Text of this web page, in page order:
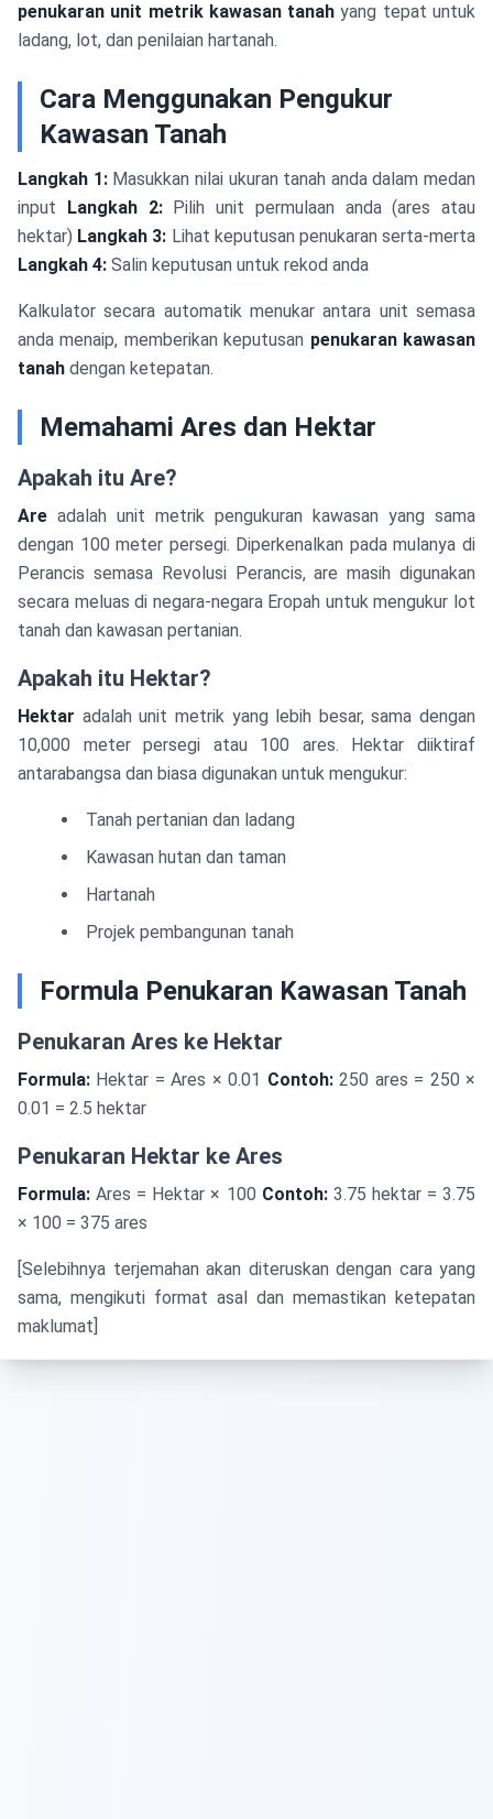
penukaran unit metrik kawasan tanah yang tepat untuk
ladang, lot, dan penilaian hartanah.
Cara Menggunakan Pengukur
Kawasan Tanah
Langkah 1:Masukkan nilai ukuran tanah anda dalam medan
input Langkah 2:Pilih unit permulaan anda (ares atau
hektar) Langkah 3: Lihat keputusan penukaran serta-merta
Langkah 4: Salin keputusan untuk rekod anda
Kalkulator secara automatik menukar antara unit semasa
anda menaip, memberikan keputusan penukaran kawasan
tanah dengan ketepatan.
Memahami Ares dan Hektar
Apakah itu Are?
Are adalah unit metrik pengukuran kawasan yang sama
dengan 100 meter persegi. Diperkenalkan pada mulanya di
Perancis semasa Revolusi Perancis, are masih digunakan
secara meluas di negara-negara Eropah untuk mengukur lot
tanah dan kawasan pertanian.
Apakah itu Hektar?
Hektar adalah unit metrik yang lebih besar, sama dengan
10,000 meter persegi atau 100 ares. Hektar diiktiraf
antarabangsa dan biasa digunakan untuk mengukur:
Tanah pertanian dan ladang
Kawasan hutan dan taman
Hartanah
Projek pembangunan tanah
Formula Penukaran Kawasan Tanah
Penukaran Ares ke Hektar
Formula: Hektar = Ares × 0.01 Contoh:250 ares = 250 ×
0.01 = 2.5 hektar
Penukaran Hektar ke Ares
Formula: Ares = Hektar × 100 Contoh:3.75 hektar = 3.75
× 100 = 375 ares
[Selebihnya terjemahan akan diteruskan dengan cara yang
sama, mengikuti format asal dan memastikan ketepatan
maklumat]